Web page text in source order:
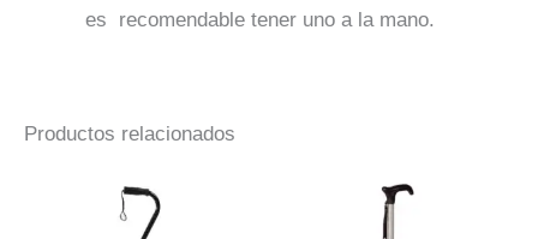
es recomendable tener uno a la mano.
Productos relacionados